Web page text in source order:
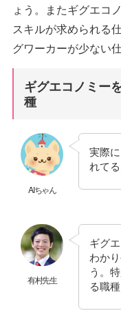
ょう。またギグエコ
スキルが求められる
グワーカーが少ない
ギグエコノミー
種
AIちゃん
実際
れて
有村先生
ギグ
わか
う。
る職